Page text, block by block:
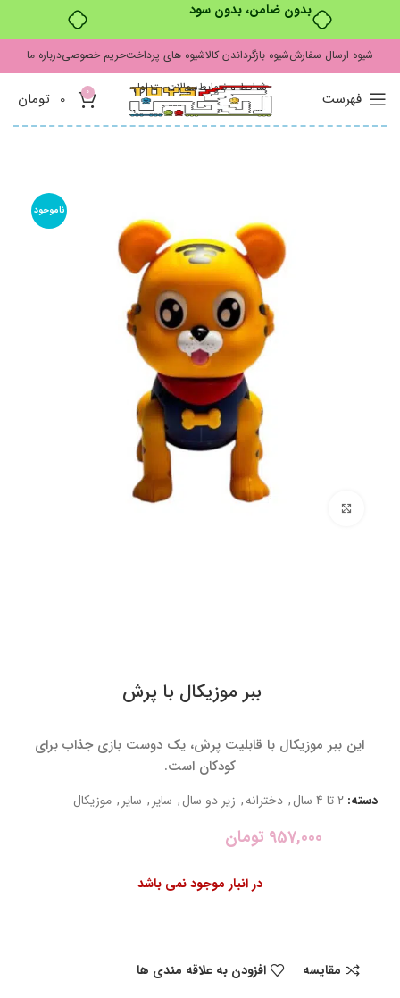
بدون ضامن، بدون سود
شیوه ارسال سفارششیوه بازگرداندن کالاشیوه های پرداختحریم خصوصیدرباره ما
شرایط و ضوابطسوالات متداول
فهرست 0
0 تومان
ناموجود
برای بزرگنمایی کلیک کنید
ببر موزیکال با پرش
این ببر موزیکال با قابلیت پرش، یک دوست بازی جذاب برای
کودکان است.
دسته: 2 تا 4 سال , دخترانه, زیر دو سال, سایر , سایر , موزیکال
957,000 تومان
در انبار موجود نمی باشد
مقایسه افزودن به علاقه مندی ها